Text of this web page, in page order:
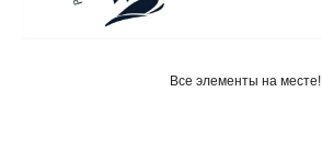
Все элементы на месте!